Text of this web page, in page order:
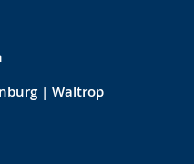
| Waltrop